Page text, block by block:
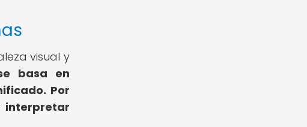
visual y
basa en
Por
interpretar